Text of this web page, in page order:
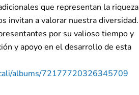
que representan la riqueza
invitan a valorar nuestra diversidad.
por su valioso tiempo y
y apoyo en el desarrollo de esta
albums/72177720326345709